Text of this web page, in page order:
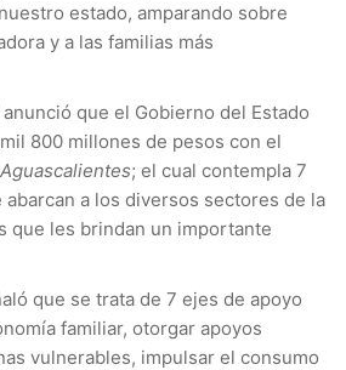
estado, amparando sobre
y a las familias más
que el Gobierno del Estado
800 millones de pesos con el
; el cual contempla 7
a los diversos sectores de la
que les brindan un importante
que se trata de 7 ejes de apoyo
familiar, otorgar apoyos
vulnerables, impulsar el consumo